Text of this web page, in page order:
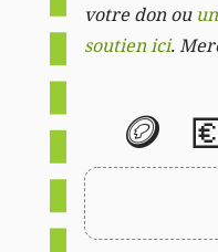
votre don ou
soutien ici.
🪙